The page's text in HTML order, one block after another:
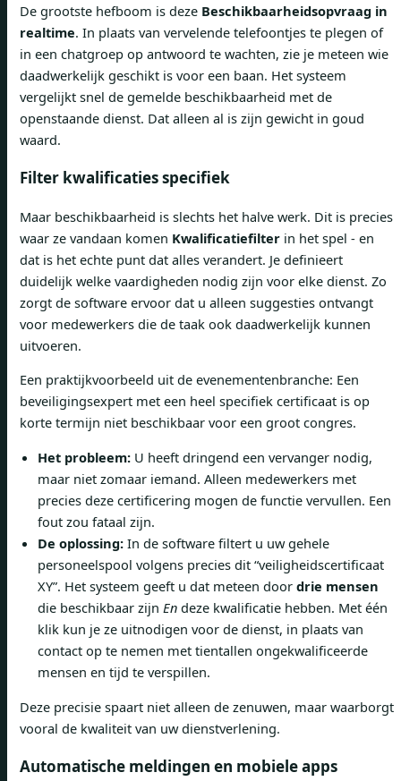
De grootste hefboom is deze Beschikbaarheidsopvraag in
realtime. In plaats van vervelende telefoontjes te plegen of
in een chatgroep op antwoord te wachten, zie je meteen wie
daadwerkelijk geschikt is voor een baan. Het systeem
vergelijkt snel de gemelde beschikbaarheid met de
openstaande dienst. Dat alleen al is zijn gewicht in goud
waard.
Filter kwalificaties specifiek
Maar beschikbaarheid is slechts het halve werk. Dit is precies
waar ze vandaan komen Kwalificatiefilter in het spel - en
dat is het echte punt dat alles verandert. Je definieert
duidelijk welke vaardigheden nodig zijn voor elke dienst. Zo
zorgt de software ervoor dat u alleen suggesties ontvangt
voor medewerkers die de taak ook daadwerkelijk kunnen
uitvoeren.
Een praktijkvoorbeeld uit de evenementenbranche: Een
beveiligingsexpert met een heel specifiek certificaat is op
korte termijn niet beschikbaar voor een groot congres.
Het probleem: U heeft dringend een vervanger nodig,
maar niet zomaar iemand. Alleen medewerkers met
precies deze certificering mogen de functie vervullen. Een
fout zou fataal zijn.
De oplossing: In de software filtert u uw gehele
personeelspool volgens precies dit “veiligheidscertificaat
XY”. Het systeem geeft u dat meteen door drie mensen
die beschikbaar zijn En deze kwalificatie hebben. Met één
klik kun je ze uitnodigen voor de dienst, in plaats van
contact op te nemen met tientallen ongekwalificeerde
mensen en tijd te verspillen.
Deze precisie spaart niet alleen de zenuwen, maar waarborgt
vooral de kwaliteit van uw dienstverlening.
Automatische meldingen en mobiele apps